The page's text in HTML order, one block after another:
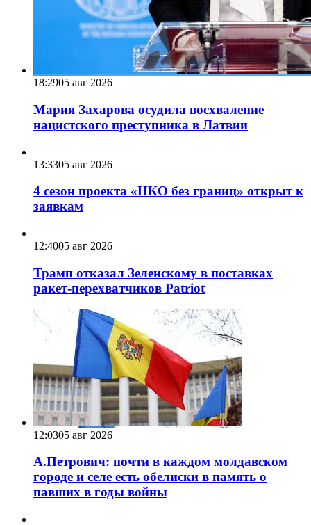
18:2905 авг 2026
Мария Захарова осудила восхваление
нацистского преступника в Латвии
13:3305 авг 2026
4 сезон проекта «НКО без границ» открыт к
заявкам
12:4005 авг 2026
Трамп отказал Зеленскому в поставках
ракет-перехватчиков Patriot
12:0305 авг 2026
А.Петрович: почти в каждом молдавском
городе и селе есть обелиски в память о
павших в годы войны